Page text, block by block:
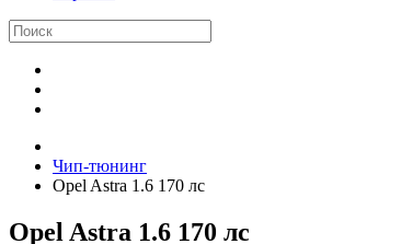
Чип-тюнинг
Opel Astra 1.6 170 лс
Opel Astra 1.6 170 лс